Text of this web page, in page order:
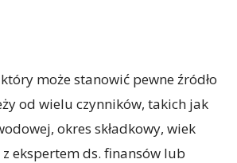
może stanowić pewne źródło
od wielu czynników, takich jak
okres składkowy, wiek
ekspertem ds. finansów lub